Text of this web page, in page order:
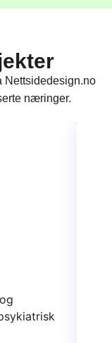
Nettsidedesign.no
næringer.